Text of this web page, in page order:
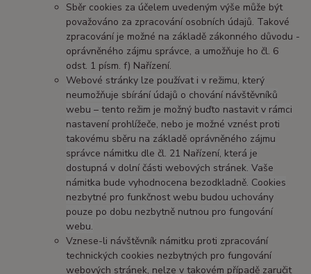
Sběr cookies za účelem uvedeným výše může být
považováno za zpracování osobních údajů. Takové
zpracování je možné na základě zákonného důvodu -
oprávněného zájmu správce, a umožňuje ho čl. 6
odst. 1 písm. f) Nařízení.
Webové stránky lze používat i v režimu, který
neumožňuje sbírání údajů o chování návštěvníků
webu – tento režim je možný buďto nastavit v rámci
nastavení prohlížeče, nebo je možné vznést proti
takovému sběru na základě oprávněného zájmu
správce námitku dle čl. 21 Nařízení, která je
dostupná v dolní části webových stránek. Vaše
námitka bude vyhodnocena bezodkladně. Cookies
nezbytné pro funkčnost webu budou uchovány
pouze po dobu nezbytně nutnou pro fungování
webu.
Vznese-li návštěvník námitku proti zpracování
technických cookies nezbytných pro fungování
webových stránek, nelze v takovém případě zaručit